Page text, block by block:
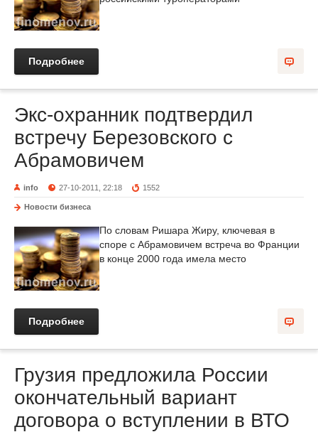
Подробнее
Экс-охранник подтвердил
встречу Березовского с
Абрамовичем
info 27-10-2011, 22:18 1552
Новости бизнеса
По словам Ришара Жиру, ключевая в
споре с Абрамовичем встреча во Франции
в конце 2000 года имела место
Подробнее
Грузия предложила России
окончательный вариант
договора о вступлении в ВТО